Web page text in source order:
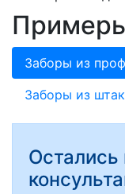
Заборы из
Заборы из